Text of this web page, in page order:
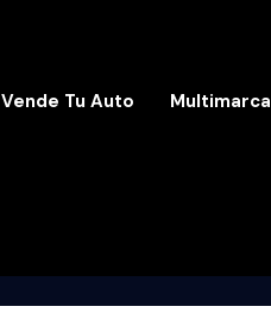
Vende Tu Auto Multimarca